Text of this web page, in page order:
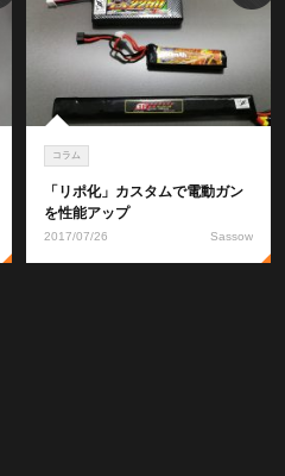
コラム
「リポ化」カスタムで電動ガン
を性能アップ
2017/07/26 Sassow